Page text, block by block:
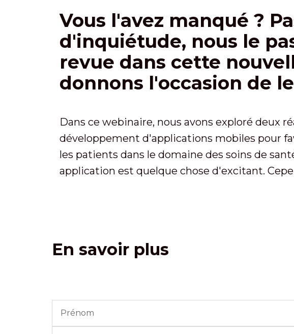
Vous l'avez manqué ?
d'inquiétude, nous le
revue dans cette
donnons l'occasion de
Dans ce webinaire, nous avons exploré deux
développement d'applications mobiles pour
les patients dans le domaine des soins de
application est quelque chose d'excitant.
En savoir plus